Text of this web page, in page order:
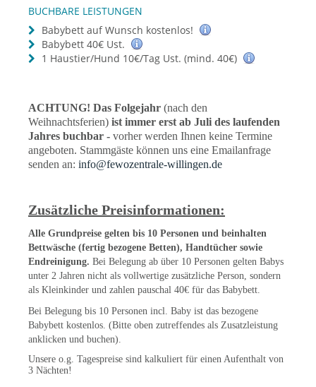
BUCHBARE LEISTUNGEN
Babybett auf Wunsch kostenlos!
Babybett 40€ Ust.
1 Haustier/Hund 10€/Tag Ust. (mind. 40€)
ACHTUNG! Das Folgejahr (nach den
Weihnachtsferien) ist immer erst ab Juli des laufenden
Jahres buchbar - vorher werden Ihnen keine Termine
angeboten. Stammgäste können uns eine Emailanfrage
senden an: info@fewozentrale-willingen.de
Zusätzliche Preisinformationen:
Alle Grundpreise gelten bis 10 Personen und beinhalten
Bettwäsche (fertig bezogene Betten), Handtücher sowie
Endreinigung. Bei Belegung ab über 10 Personen gelten Babys
unter 2 Jahren nicht als vollwertige zusätzliche Person, sondern
als Kleinkinder und zahlen pauschal 40€ für das Babybett.
Bei Belegung bis 10 Personen incl. Baby ist das bezogene
Babybett kostenlos. (Bitte oben zutreffendes als Zusatzleistung
anklicken und buchen).
Unsere o.g. Tagespreise sind kalkuliert für einen Aufenthalt von
3 Nächten!